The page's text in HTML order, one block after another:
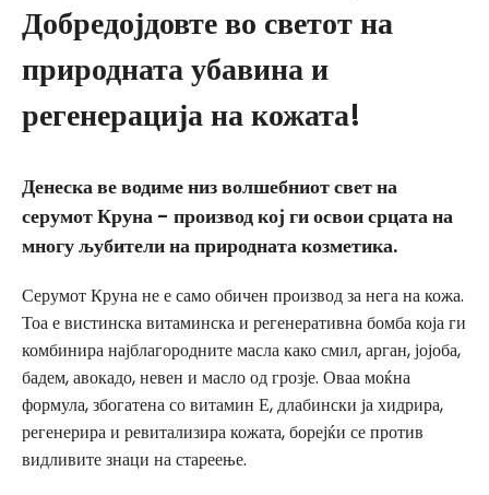
Добредојдовте во светот на
природната убавина и
регенерација на кожата!
Денеска ве водиме низ волшебниот свет на
серумот Круна - производ кој ги освои срцата на
многу љубители на природната козметика.
Серумот Круна не е само обичен производ за нега на кожа.
Тоа е вистинска витаминска и регенеративна бомба која ги
комбинира најблагородните масла како смил, арган, јојоба,
бадем, авокадо, невен и масло од грозје. Оваа моќна
формула, збогатена со витамин Е, длабински ја хидрира,
регенерира и ревитализира кожата, борејќи се против
видливите знаци на стареење.